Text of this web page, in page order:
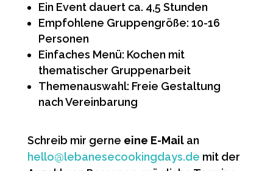
Ein Event dauert ca. 4,5 Stunden
Empfohlene Gruppengröße: 10-16
Personen
Einfaches Menü: Kochen mit
thematischer Gruppenarbeit
Themenauswahl: Freie Gestaltung
nach Vereinbarung
Schreib mir gerne eine E-Mailan
hello@lebanesecookingdays.de mit der